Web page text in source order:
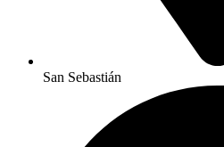
San Sebastián